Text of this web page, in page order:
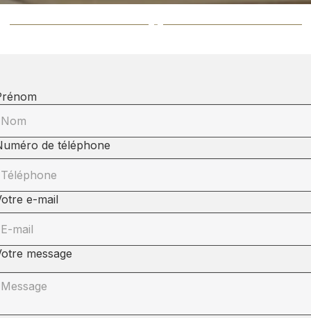
de téléphone
e-mail
message